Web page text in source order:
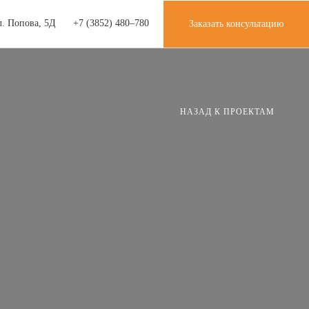
Попова, 5Д +7 (3852) 480‒780 Заказать консультацию
НАЗАД К ПРОЕКТАМ